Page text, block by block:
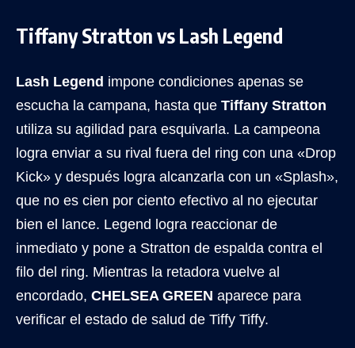
Tiffany Stratton vs Lash Legend
Lash Legend impone condiciones apenas se
escucha la campana, hasta que Tiffany Stratton
utiliza su agilidad para esquivarla. La campeona
logra enviar a su rival fuera del ring con una «Drop
Kick» y después logra alcanzarla con un «Splash»,
que no es cien por ciento efectivo al no ejecutar
bien el lance. Legend logra reaccionar de
inmediato y pone a Stratton de espalda contra el
filo del ring. Mientras la retadora vuelve al
encordado, CHELSEA GREEN aparece para
verificar el estado de salud de Tiffy Tiffy.